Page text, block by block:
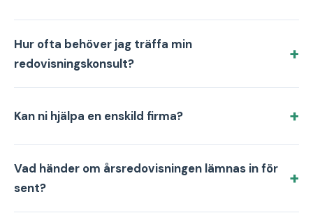
Hur ofta behöver jag träffa min
redovisningskonsult?
Kan ni hjälpa en enskild firma?
Vad händer om årsredovisningen lämnas in för
sent?